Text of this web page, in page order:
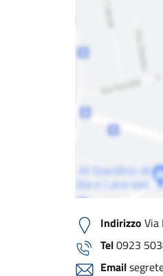
Indirizzo Via
Tel0923
Email